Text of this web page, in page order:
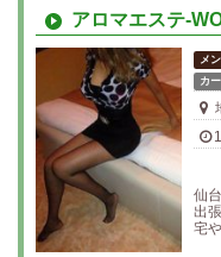
アロマエステ-
メ
カ
仙
出
宅